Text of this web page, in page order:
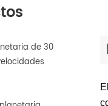
de 30